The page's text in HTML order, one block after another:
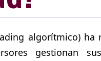
algorítmico) ha
gestionan